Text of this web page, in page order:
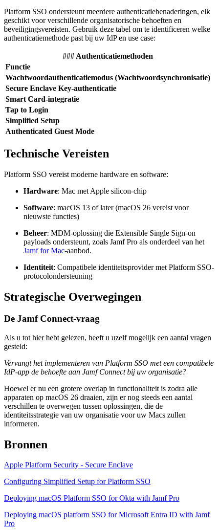
Platform SSO ondersteunt meerdere authenticatiebenaderingen, elk
geschikt voor verschillende organisatorische behoeften en
beveiligingsvereisten. Gebruik deze tabel om te identificeren welke
authenticatiemethode past bij uw IdP en use case:
### Authenticatiemethoden
Functie
Wachtwoordauthenticatiemodus (Wachtwoordsynchronisatie)
Secure Enclave Key-authenticatie
Smart Card-integratie
Tap to Login
Simplified Setup
Authenticated Guest Mode
Technische Vereisten
Platform SSO vereist moderne hardware en software:
Hardware: Mac met Apple silicon-chip
Software: macOS 13 of later (macOS 26 vereist voor
nieuwste functies)
Beheer: MDM-oplossing die Extensible Single Sign-on
payloads ondersteunt, zoals Jamf Pro als onderdeel van het
Jamf for Mac-aanbod.
Identiteit: Compatibele identiteitsprovider met Platform SSO-
protocolondersteuning
Strategische Overwegingen
De Jamf Connect-vraag
Als u tot hier hebt gelezen, heeft u uzelf mogelijk een aantal vragen
gesteld:
Vervangt het implementeren van Platform SSO met een compatibele
IdP-app de behoefte aan Jamf Connect bij uw organisatie?
Hoewel er nu een grotere overlap in functionaliteit is zodra alle
apparaten op macOS 26 draaien, zijn er nog steeds een aantal
verschillen te overwegen tussen oplossingen, die de
identiteitsstrategie van uw organisatie voor uw Macs zullen
informeren.
Bronnen
Apple Platform Security - Secure Enclave
Configuring Simplified Setup for Platform SSO
Deploying macOS Platform SSO for Okta with Jamf Pro
Deploying macOS platform SSO for Microsoft Entra ID with Jamf
Pro